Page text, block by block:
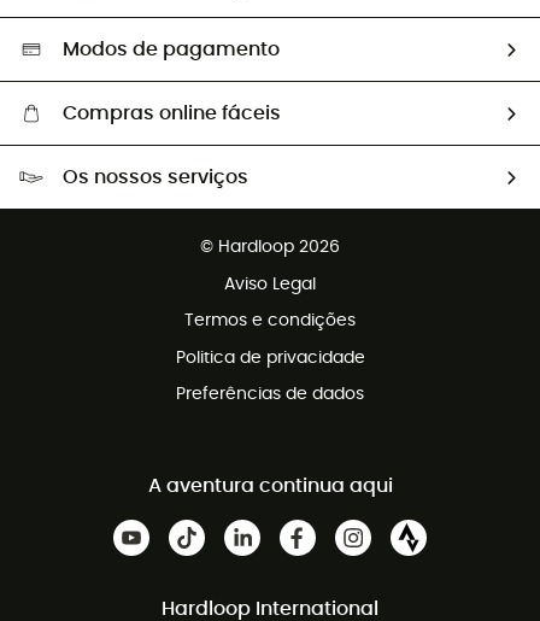
Seleção eco-responsável
Modos de pagamento
Compras online fáceis
Os nossos serviços
© Hardloop 2026
Aviso Legal
Termos e condições
Politica de privacidade
Preferências de dados
A aventura continua aqui
Hardloop International